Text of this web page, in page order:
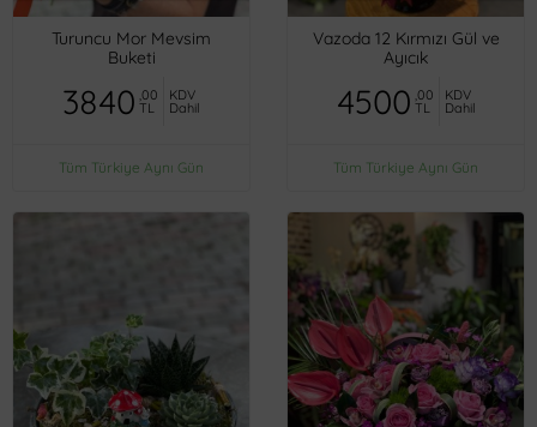
Turuncu Mor Mevsim
Buketi
3840 ,00
TL
KDV
Dahil
Tüm Türkiye Aynı Gün
Vazoda 12 Kırmızı Gül ve
Ayıcık
4500 ,00
TL
KDV
Dahil
Tüm Türkiye Aynı Gün